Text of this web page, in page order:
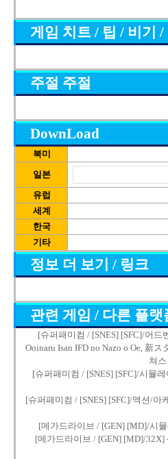
게임 치트 / 팁 / 비기 /
주절 주절
DownLoad
북미
일본
유럽
세계
한국
기타
정보 더 보기 / 링크
관련 게임 / 다른 플랫
[슈퍼패미컴 / [SNES] [SFC]/어드
Ooinaru Isan IFD no Nazo o Oe, 新
쳐스
[슈퍼패미컴 / [SNES] [SFC]/시뮬
[슈퍼패미컴 / [SNES] [SFC]/액션/아
[메가드라이브 / [GEN] [MD]/시
[메가드라이브 / [GEN] [MD]/32X]